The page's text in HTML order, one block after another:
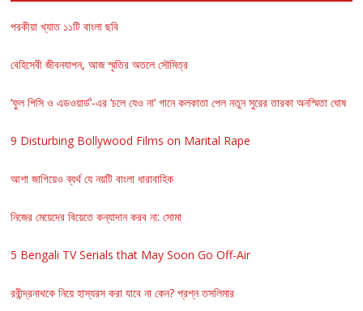
পরকীয়া খ্যাত ১১টি বাংলা ছবি
বেহিসেবী জীবনযাপন, আজ স্মৃতির অতলে সৌমিত্র
‘ফুল পিসি ও এডওয়ার্ড’-এর ‘চলে যেও না’ গানে কলকাতা পেল নতুন সুরের তারকা অনস্মিতা ঘোষ
9 Disturbing Bollywood Films on Marital Rape
আশা জাগিয়েও ব্যর্থ যে নয়টি বাংলা ধারাবাহিক
নিজের মেয়েদের বিয়েতে কন্যাদান করব না: সোমা
5 Bengali TV Serials that May Soon Go Off-Air
রবীন্দ্রনাথকে নিয়ে হাস্যরস করা যাবে না কেন? প্রশ্ন তসলিমার